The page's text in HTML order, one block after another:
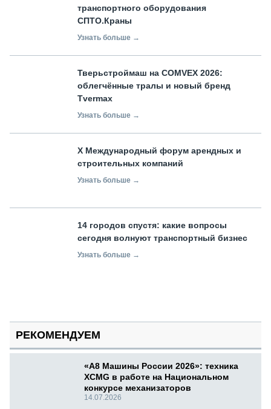
транспортного оборудования
СПТО.Краны
Узнать больше →
Тверьстроймаш на COMVEX 2026:
облегчённые тралы и новый бренд
Tvermax
Узнать больше →
X Международный форум арендных и
строительных компаний
Узнать больше →
14 городов спустя: какие вопросы
сегодня волнуют транспортный бизнес
Узнать больше →
РЕКОМЕНДУЕМ
«А8 Машины России 2026»: техника
XCMG в работе на Национальном
конкурсе механизаторов
14.07.2026